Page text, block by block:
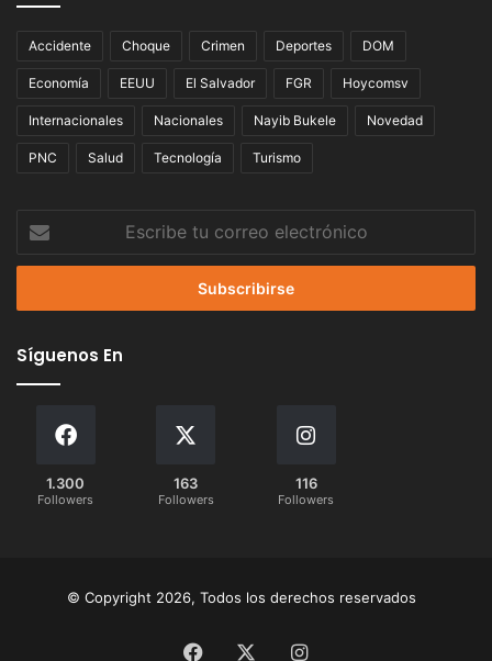
Accidente Choque Crimen Deportes DOM
Economía EEUU El Salvador FGR Hoycomsv
Internacionales Nacionales Nayib Bukele Novedad
PNC Salud Tecnología Turismo
correo
Síguenos En
1.300
Followers
163
Followers
116
Followers
© Copyright 2026, Todos los derechos reservados
Facebook Instagram